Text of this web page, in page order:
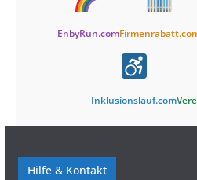
EnbyRun.com
Inklusionslauf.com
Hilfe & Kontakt